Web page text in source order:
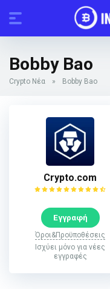
Bobby Bao
Crypto Νέα » Bobby Bao
Crypto.com
Εγγραφή
Όροι&Προϋποθέσεις
Ισχύει μόνο για νέες
εγγραφές